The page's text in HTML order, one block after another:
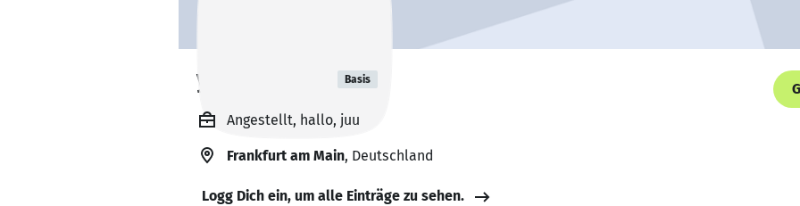
yusuf özsoy Basis
Angestellt, hallo, juu
Frankfurt am Main, Deutschland
Logg Dich ein, um alle Einträge zu sehen.